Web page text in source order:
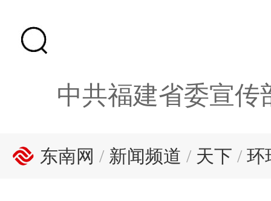
中共福建省委宣传
东南网 / 新闻频道 / 天下 / 环